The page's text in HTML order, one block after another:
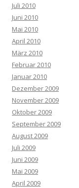
Juli 2010
Juni 2010
Mai 2010
April 2010
März 2010
Februar 2010
Januar 2010
Dezember 2009
November 2009
Oktober 2009
September 2009
August 2009
Juli 2009
Juni 2009
Mai 2009
April 2009